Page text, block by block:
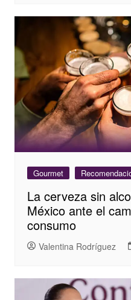
Gourmet
La cerveza sin
México ante el
consumo
Valentina Rodríguez